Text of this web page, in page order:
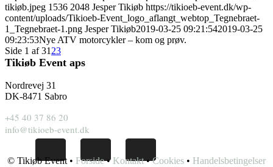
tikiøb.jpeg 1536 2048 Jesper Tikiøb https://tikioeb-event.dk/wp-
content/uploads/Tikioeb-Event_logo_aflangt_webtop_Tegnebraet-
1_Tegnebraet-1.png Jesper Tikiøb2019-03-25 09:21:542019-03-25
09:23:53Nye ATV motorcykler – kom og prøv.
Side 1 af 31 23
Tikiøb Event aps
Nordrevej 31
DK-8471 Sabro
+45 40 37 86 20
info@tikioeb-event.dk
© Tikiøb Event • Forside• Kontakt•Cookies • Handelsbetingelser